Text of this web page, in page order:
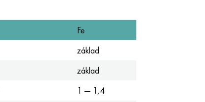
Fe
základ
základ
1 — 1,4